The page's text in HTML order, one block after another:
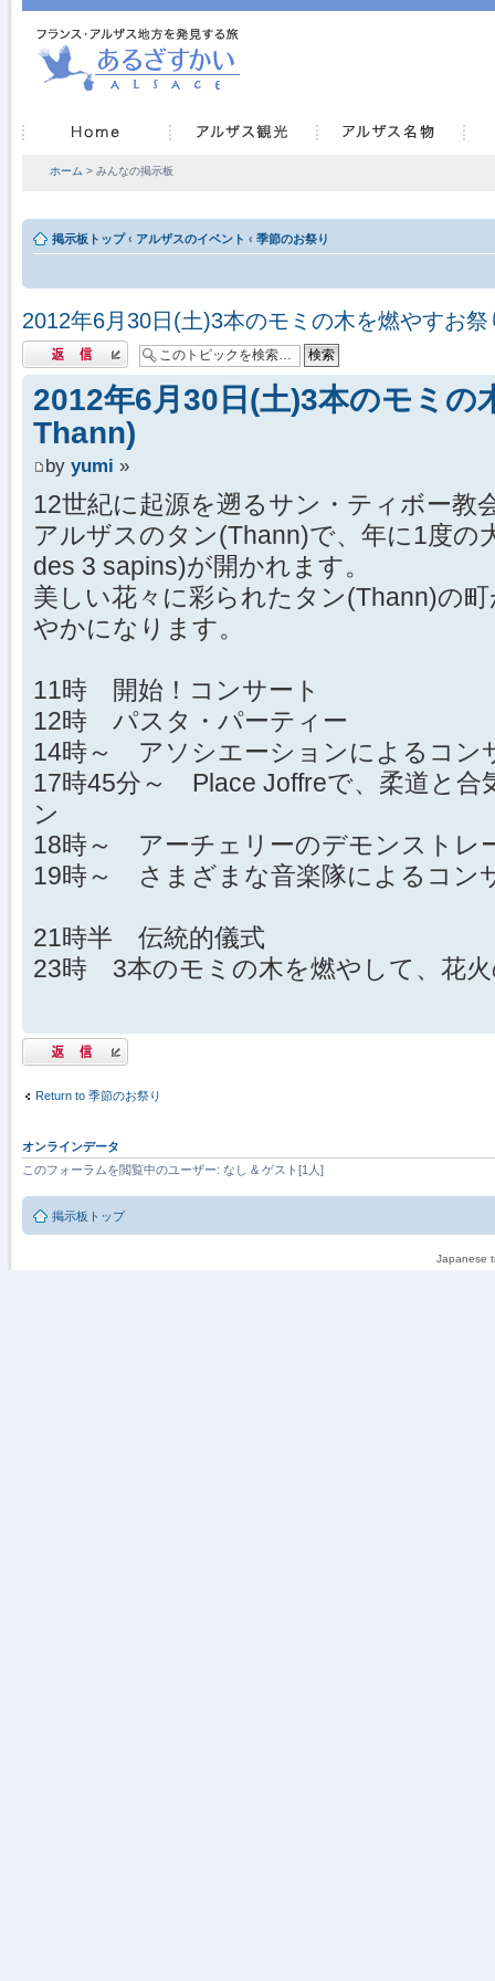
ホーム > みんなの掲示板
掲示板トップ ‹ アルザスのイベント ‹ 季節のお祭り
2012年6月30日(土)3本のモミの木を燃やすお
返信する
2012年6月30日(土)3本のモミの
Thann)
by yumi »
12世紀に起源を遡るサン・ティボー教
アルザスのタン(Thann)で、年に1度の
des 3 sapins)が開かれます。
美しい花々に彩られたタン(Thann)の
やかになります。
11時 開始！コンサート
12時 パスタ・パーティー
14時～ アソシエーションによるコン
17時45分～ Place Joffreで、柔道と合
ン
18時～ アーチェリーのデモンスト
19時～ さまざまな音楽隊によるコン
21時半 伝統的儀式
23時 3本のモミの木を燃やして、花
返信する
Return to 季節のお祭り
オンラインデータ
このフォーラムを閲覧中のユーザー: なし & ゲスト[1人]
掲示板トップ
Japanese